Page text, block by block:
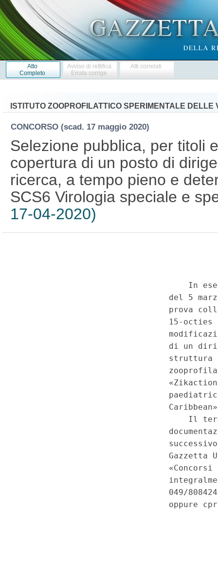
Atto
Completo
Avviso di rettifica
Errata corrige
Atti correlati
ISTITUTO ZOOPROFILATTICO SPERIMENTALE DELLE
CONCORSO (scad. 17 maggio 2020)
Selezione pubblica, per titoli
copertura di un posto di
ricerca, a tempo pieno e
SCS6 Virologia speciale e
17-04-2020)